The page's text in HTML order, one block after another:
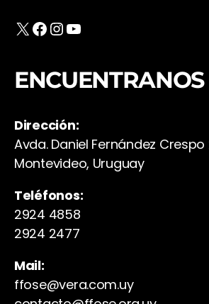
X Facebook
Instagram
YouTube
ENCUENTRANOS
Dirección:
Avda. Daniel Fernández Crespo
Montevideo, Uruguay
Teléfonos:
2924 4858
2924 2477
Mail:
ffose@vera.com.uy